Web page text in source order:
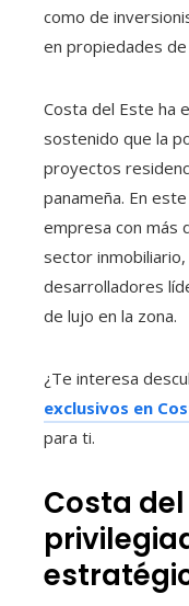
como de
en propiedades de
Costa del Este ha
sostenido que la
proyectos
panameña. En
empresa con más
sector
desarrolladores
de lujo en la zona.
¿Te interesa
exclusivos en
para ti.
Costa del